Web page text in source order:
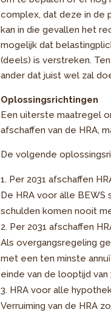
complex, dat deze in de
kan in die gevallen het
mogelijk dat
(deels) is verstreken.
ander dat juist wel zal
Oplossingsrichtingen
Een uiterste maatregel
afschaffen van de HRA,
De volgende
Per 2031 afschaffen
De HRA voor álle BEWS
schulden komen nooit
Per 2031 afschaffen
Als overgangsregeling
met een ten minste
einde van de looptijd
HRA voor alle
Verruiming van de HRA